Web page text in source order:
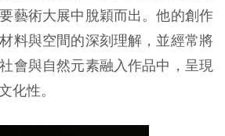
藝術大展中脫穎而出。他的創作
料與空間的深刻理解，並經常將
會與自然元素融入作品中，呈現
化性。